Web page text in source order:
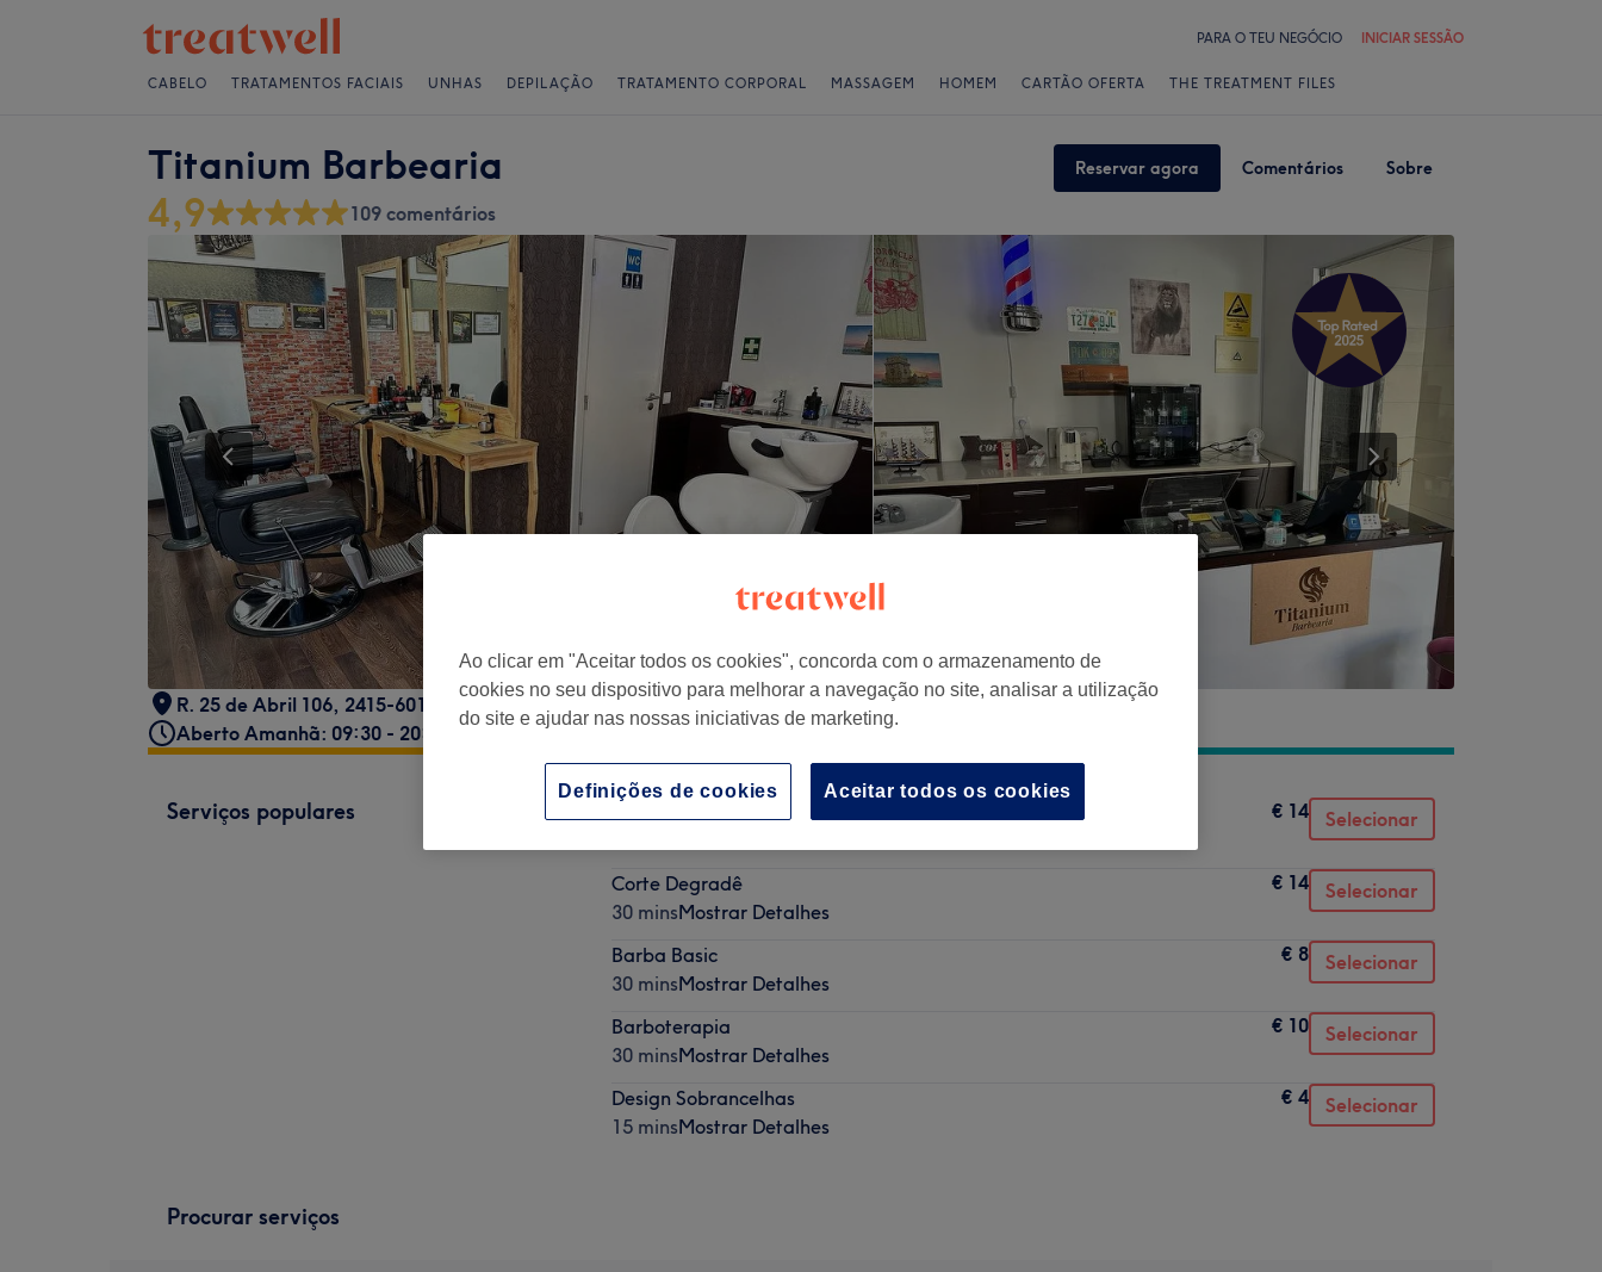
PARA O TEU NEGÓCIO INICIAR SESSÃO
CABELO TRATAMENTOS FACIAIS UNHAS DEPILAÇÃO TRATAMENTO CORPORAL MASSAGEM HOMEM CARTÃO OFERTA THE TREATMENT FILES
Titanium Barbearia Reservar agora Comentários Sobre
4,9 109 comentários
R. 25 de Abril 106, 2415-601 Leiria, Portugal
Aberto Amanhã: 09:30 - 20:00
Serviços populares € 14 Selecionar
Corte Degradê
30 minsMostrar Detalhes
€ 14 Selecionar
Barba Basic
30 minsMostrar Detalhes
€ 8 Selecionar
Barboterapia
30 minsMostrar Detalhes
€ 10 Selecionar
Design Sobrancelhas
15 minsMostrar Detalhes
€ 4 Selecionar
Procurar serviços
Ao clicar em "Aceitar todos os cookies", concorda com o armazenamento de
cookies no seu dispositivo para melhorar a navegação no site, analisar a utilização
do site e ajudar nas nossas iniciativas de marketing.
Aceitar todos os cookies
Definições de cookies